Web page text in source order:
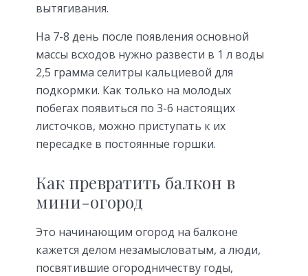
вытягивания.
На 7-8 день после появления основной
массы всходов нужно развести в 1 л воды
2,5 грамма селитры кальциевой для
подкормки. Как только на молодых
побегах появиться по 3-6 настоящих
листочков, можно приступать к их
пересадке в постоянные горшки.
Как превратить балкон в
мини-огород
Это начинающим огород на балконе
кажется делом незамысловатым, а люди,
посвятившие огородничеству годы,